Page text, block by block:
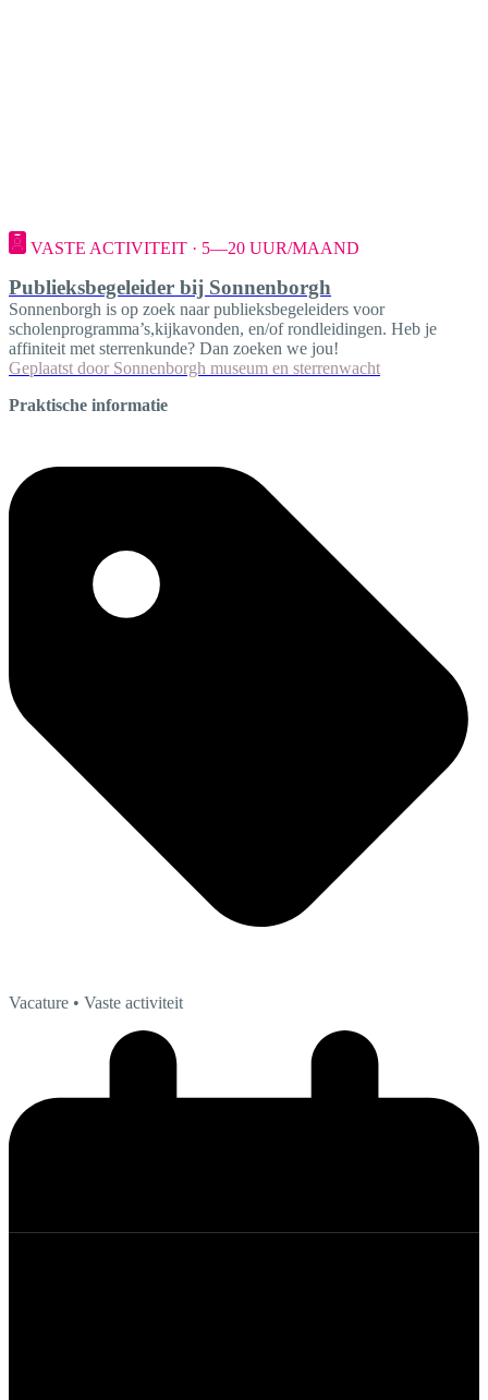
VASTE ACTIVITEIT · 5—20 UUR/MAAND
Publieksbegeleider bij Sonnenborgh
Sonnenborgh is op zoek naar publieksbegeleiders voor
scholenprogramma’s,kijkavonden, en/of rondleidingen. Heb je
affiniteit met sterrenkunde? Dan zoeken we jou!
Geplaatst door Sonnenborgh museum en sterrenwacht
Praktische informatie
Vacature • Vaste activiteit